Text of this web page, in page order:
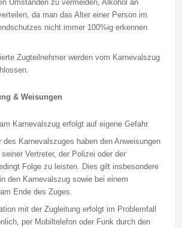
Umständen zu vermeiden, Alkohol an
da man das Alter einer Person im
nicht immer 100%ig erkennen
Zugteilnehmer werden vom Karnevalszug
& Weisungen
Karnevalszug erfolgt auf eigene Gefahr.
des Karnevalszuges haben den Anweisungen
Vertreter, der Polizei oder der
Folge zu leisten. Dies gilt insbesondere
den Karnevalszug sowie bei einem
Ende des Zuges.
mit der Zugleitung erfolgt im Problemfall
per Mobiltelefon oder Funk durch den